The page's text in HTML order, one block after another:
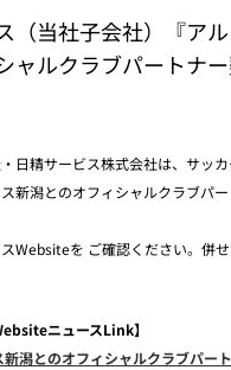
（当社子会社）『ア
ャルクラブパートナ
日精サービス株式会社は、サッ
新潟とのオフィシャルクラブパ
Websiteを ご確認ください。併
ニュースLink】
新潟とのオフィシャルクラブパー